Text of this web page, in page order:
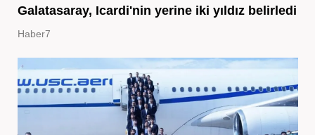
Galatasaray, Icardi'nin yerine iki yıldız belirledi
Haber7